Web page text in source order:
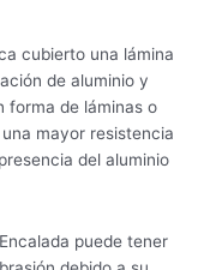
cubierto una lámina
de aluminio y
forma de láminas o
mayor resistencia
del aluminio
puede tener